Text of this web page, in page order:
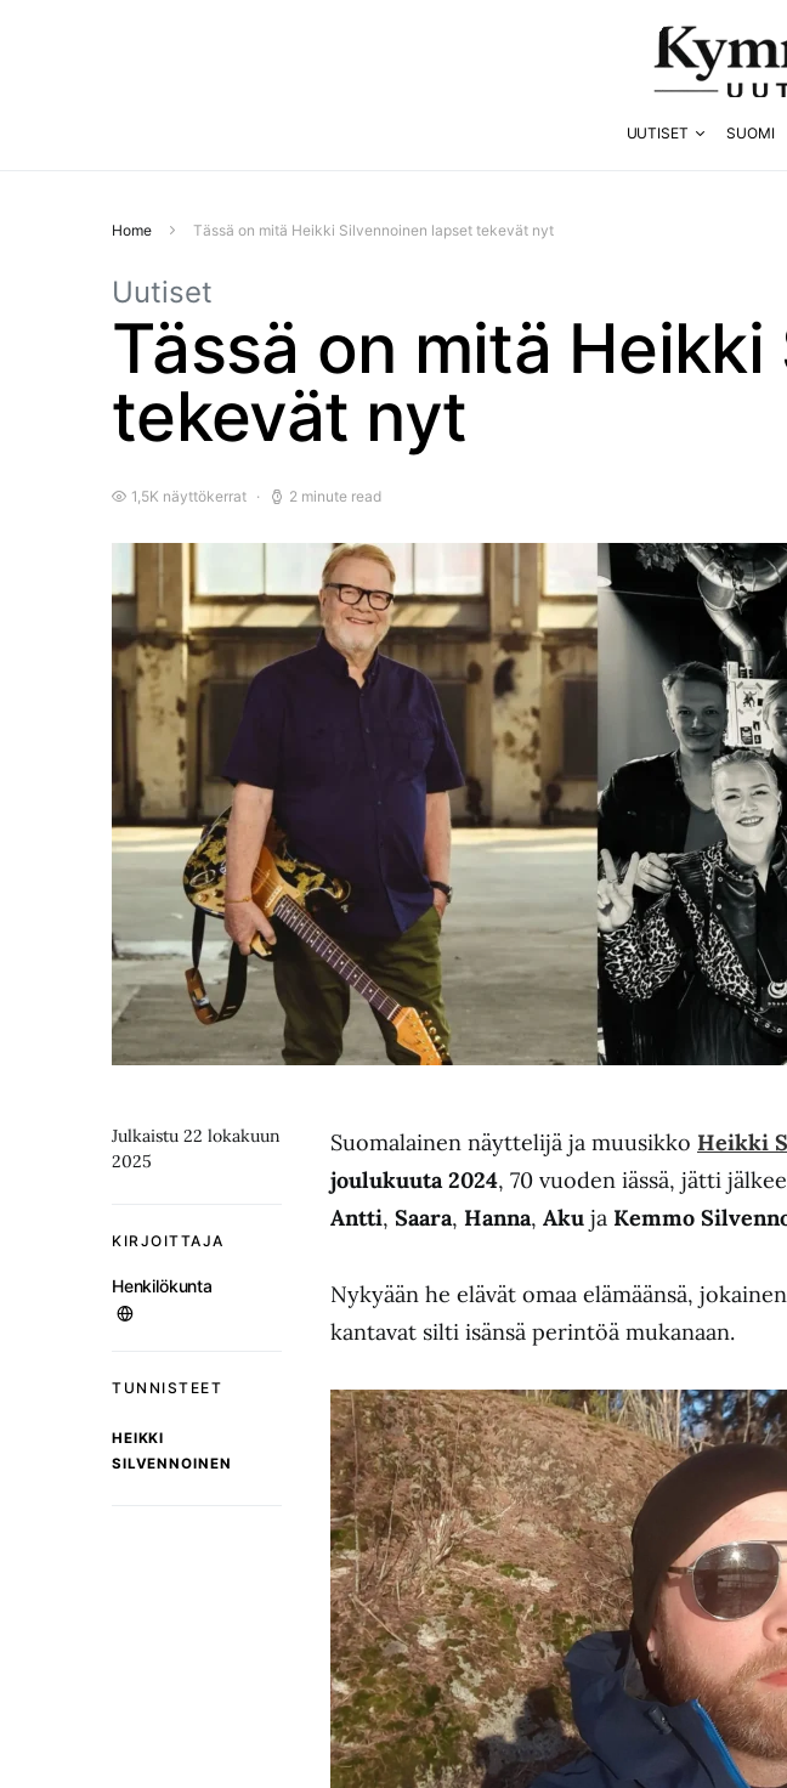
UUTISET SUOMI
Home Tässä on mitä Heikki Silvennoinen lapset tekevät nyt
Uutiset
Tässä on mitä
tekevät nyt
1,5K näyttökerrat 2 minute read
Julkaistu 22 lokakuun
2025
KIRJOITTAJA
Henkilökunta
TUNNISTEET
HEIKKI
SILVENNOINEN
Suomalainen näyttelijä ja muusikko Heikki
joulukuuta 2024, 70 vuoden iässä, jätti
Antti, Saara, Hanna, Aku ja Kemmo
Nykyään he elävät omaa elämäänsä,
kantavat silti isänsä perintöä mukanaan.